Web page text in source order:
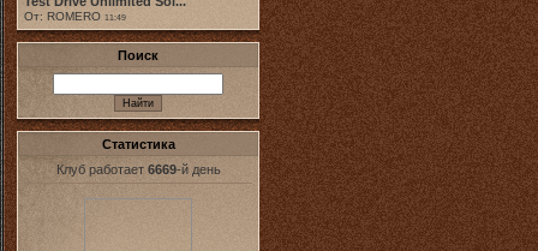
От: ROMERO 11:49
Поиск
Статистика
Клуб работает 6669-й день